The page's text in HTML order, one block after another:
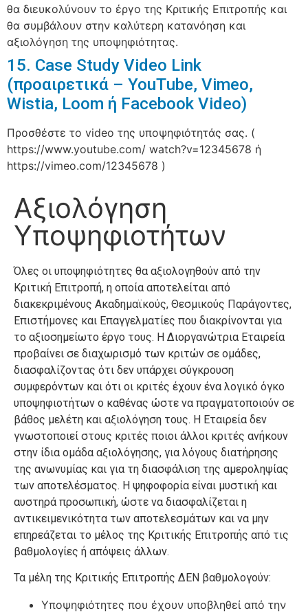
θα διευκολύνουν το έργο της Κριτικής Επιτροπής και
θα συμβάλουν στην καλύτερη κατανόηση και
αξιολόγηση της υποψηφιότητας.
15. Case Study Video Link
(προαιρετικά – YouΤube, Vimeo,
Wistia, Loom ή Facebook Video)
Προσθέστε το video της υποψηφιότητάς σας. (
https://www.youtube.com/ watch?v=12345678 ή
https://vimeo.com/12345678 )
Αξιολόγηση
Υποψηφιοτήτων
Όλες οι υποψηφιότητες θα αξιολογηθούν από την
Κριτική Επιτροπή, η οποία αποτελείται από
διακεκριμένους Ακαδημαϊκούς, Θεσμικούς Παράγοντες,
Επιστήμονες και Επαγγελματίες που διακρίνονται για
το αξιοσημείωτο έργο τους. Η Διοργανώτρια Εταιρεία
προβαίνει σε διαχωρισμό των κριτών σε ομάδες,
διασφαλίζοντας ότι δεν υπάρχει σύγκρουση
συμφερόντων και ότι οι κριτές έχουν ένα λογικό όγκο
υποψηφιοτήτων ο καθένας ώστε να πραγματοποιούν σε
βάθος μελέτη και αξιολόγηση τους. Η Εταιρεία δεν
γνωστοποιεί στους κριτές ποιοι άλλοι κριτές ανήκουν
στην ίδια ομάδα αξιολόγησης, για λόγους διατήρησης
της ανωνυμίας και για τη διασφάλιση της αμεροληψίας
των αποτελέσματος. Η ψηφοφορία είναι μυστική και
αυστηρά προσωπική, ώστε να διασφαλίζεται η
αντικειμενικότητα των αποτελεσμάτων και να μην
επηρεάζεται το μέλος της Κριτικής Επιτροπής από τις
βαθμολογίες ή απόψεις άλλων.
Τα μέλη της Κριτικής Επιτροπής ΔΕΝ βαθμολογούν:
Υποψηφιότητες που έχουν υποβληθεί από την